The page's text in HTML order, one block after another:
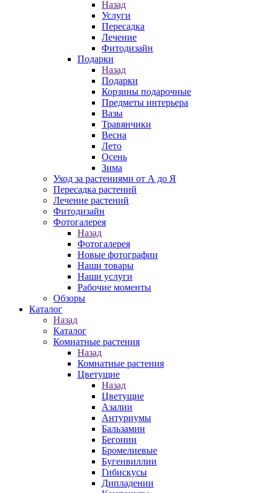
Назад
Услуги
Пересадка
Лечение
Фитодизайн
Подарки
Назад
Подарки
Корзины подарочные
Предметы интерьера
Вазы
Травянчики
Весна
Лето
Осень
Зима
Уход за растениями от А до Я
Пересадка растений
Лечение растений
Фитодизайн
Фотогалерея
Назад
Фотогалерея
Новые фотографии
Наши товары
Наши услуги
Рабочие моменты
Обзоры
Каталог
Назад
Каталог
Комнатные растения
Назад
Комнатные растения
Цветущие
Назад
Цветущие
Азалии
Антуриумы
Бальзамин
Бегонии
Бромелиевые
Бугенвиллии
Гибискусы
Дипладении